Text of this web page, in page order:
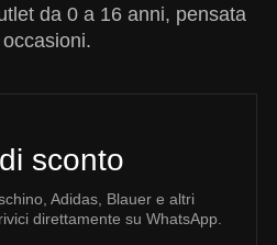
da 0 a 16 anni, pensata
sconto
Adidas, Blauer e altri
direttamente su WhatsApp.